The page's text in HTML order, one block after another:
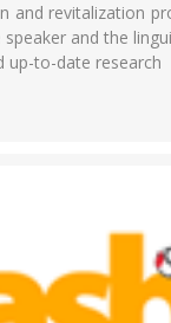
and revitalization
and the
up-to-date research